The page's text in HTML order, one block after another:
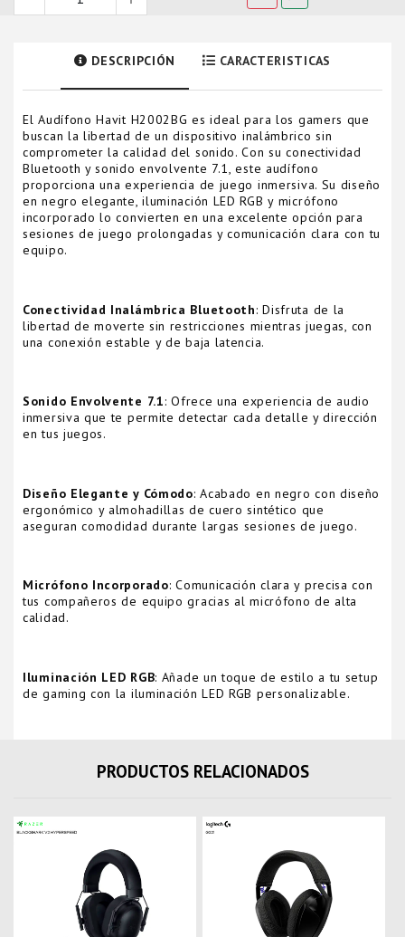
DESCRIPCIÓN CARACTERISTICAS
El Audífono Havit H2002BG es ideal para los gamers que
buscan la libertad de un dispositivo inalámbrico sin
comprometer la calidad del sonido. Con su conectividad
Bluetooth y sonido envolvente 7.1, este audífono
proporciona una experiencia de juego inmersiva. Su diseño
en negro elegante, iluminación LED RGB y micrófono
incorporado lo convierten en una excelente opción para
sesiones de juego prolongadas y comunicación clara con tu
equipo.
Conectividad Inalámbrica Bluetooth: Disfruta de la
libertad de moverte sin restricciones mientras juegas, con
una conexión estable y de baja latencia.
Sonido Envolvente 7.1: Ofrece una experiencia de audio
inmersiva que te permite detectar cada detalle y dirección
en tus juegos.
Diseño Elegante y Cómodo: Acabado en negro con diseño
ergonómico y almohadillas de cuero sintético que
aseguran comodidad durante largas sesiones de juego.
Micrófono Incorporado: Comunicación clara y precisa con
tus compañeros de equipo gracias al micrófono de alta
calidad.
Iluminación LED RGB: Añade un toque de estilo a tu setup
de gaming con la iluminación LED RGB personalizable.
PRODUCTOS RELACIONADOS